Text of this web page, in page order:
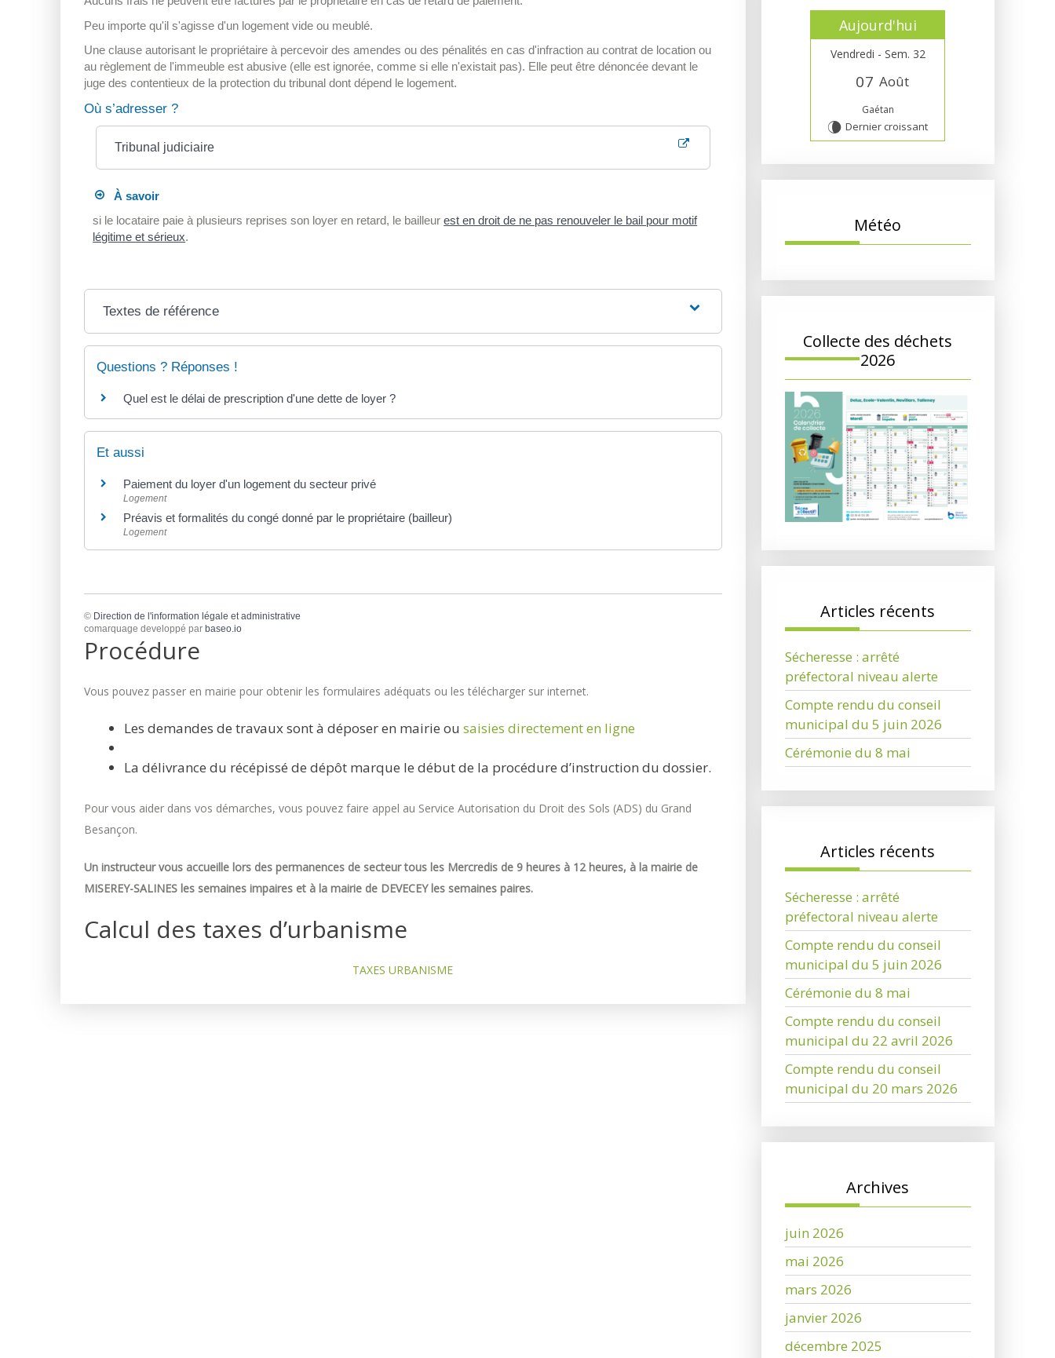
Peu importe qu'il s'agisse d'un logement vide ou meublé.
Une clause autorisant le propriétaire à percevoir des amendes ou des pénalités en cas d'infraction au contrat de location ou
au règlement de l'immeuble est abusive (elle est ignorée, comme si elle n'existait pas). Elle peut être dénoncée devant le
juge des contentieux de la protection du tribunal dont dépend le logement.
Où s’adresser ?
Tribunal judiciaire
À savoir
si le locataire paie à plusieurs reprises son loyer en retard, le bailleurest en droit de ne pas renouveler le bail pour motif
légitime et sérieux.
Textes de référence
Questions ? Réponses !
Quel est le délai de prescription d'une dette de loyer ?
Et aussi
Paiement du loyer d'un logement du secteur privé
Logement
Préavis et formalités du congé donné par le propriétaire (bailleur)
Logement
© Direction de l'information légale et administrative
comarquage developpé par baseo.io
Procédure
Vous pouvez passer en mairie pour obtenir les formulaires adéquats ou les télécharger sur internet.
Les demandes de travaux sont à déposer en mairie ou saisies directement en ligne
La délivrance du récépissé de dépôt marque le début de la procédure d’instruction du dossier.
Pour vous aider dans vos démarches, vous pouvez faire appel au Service Autorisation du Droit des Sols (ADS) du Grand
Besançon.
Un instructeur vous accueille lors des permanences de secteur tous les Mercredis de 9 heures à 12 heures, à la mairie de
MISEREY-SALINES les semaines impaires et à la mairie de DEVECEY les semaines paires.
Calcul des taxes d’urbanisme
TAXES URBANISME
Aujourd'hui
Vendredi - Sem. 32
07 Août
Gaétan
V Dernier croissant
Météo
Collecte des déchets
2026
Articles récents
Sécheresse : arrêté
préfectoral niveau alerte
Compte rendu du conseil
municipal du 5 juin 2026
Cérémonie du 8 mai
Articles récents
Sécheresse : arrêté
préfectoral niveau alerte
Compte rendu du conseil
municipal du 5 juin 2026
Cérémonie du 8 mai
Compte rendu du conseil
municipal du 22 avril 2026
Compte rendu du conseil
municipal du 20 mars 2026
Archives
juin 2026
mai 2026
mars 2026
janvier 2026
décembre 2025